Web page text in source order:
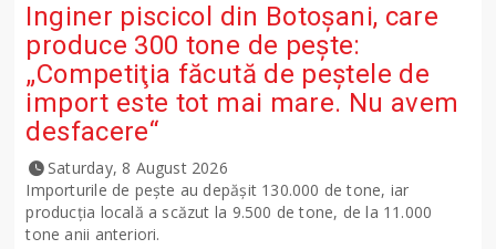
Inginer piscicol din Botoşani, care
produce 300 tone de peşte:
„Competiţia făcută de peştele de
import este tot mai mare. Nu avem
desfacere“
Saturday, 8 August 2026
Importurile de peşte au depăşit 130.000 de tone, iar
producţia locală a scăzut la 9.500 de tone, de la 11.000
tone anii anteriori.